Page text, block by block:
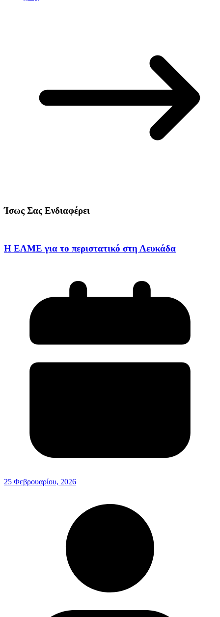
Ίσως Σας Ενδιαφέρει
Η ΕΛΜΕ για το περιστατικό στη Λευκάδα
25 Φεβρουαρίου, 2026